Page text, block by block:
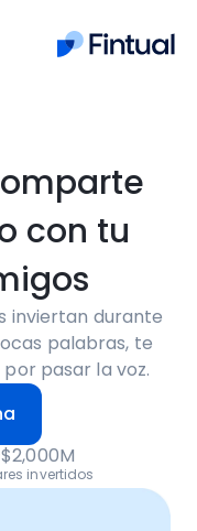
Crear cuenta
con tu
inviertan durante
palabras, te
pasar la voz.
invertidos